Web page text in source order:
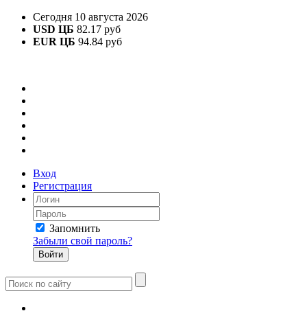
Сегодня 10 августа 2026
USD ЦБ 82.17 руб
EUR ЦБ 94.84 руб
Вход
Регистрация
Запомнить
Забыли свой пароль?